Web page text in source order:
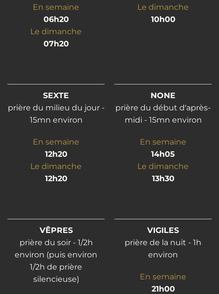
En semaine
06h20
Le dimanche
07h20
Le dimanche
10h00
SEXTE
prière du milieu du jour -
15mn environ
En semaine
12h20
Le dimanche
12h20
NONE
prière du début d'après-
midi - 15mn environ
En semaine
14h05
Le dimanche
13h30
VÊPRES
prière du soir - 1/2h
environ (puis environ
1/2h de prière
silencieuse)
VIGILES
prière de la nuit - 1h
environ
En semaine
21h00